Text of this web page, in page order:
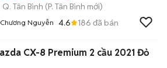
Q. Tân Bình (P. Tân Bình mới)
Chương Nguyễn 4.6 186 đã bán
CX-8 Premium 2 cầu 2021 Đỏ